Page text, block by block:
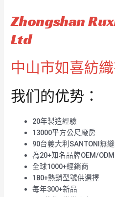
Zhongshan
Ltd
中山市如喜紡
我们的优势：
20年製造經驗
13000平方公尺廠房
90台義大利SANTONI無
為20+知名品牌OEM/ODM
全球1000+經銷商
180+熱銷型號供選擇
每年300+新品